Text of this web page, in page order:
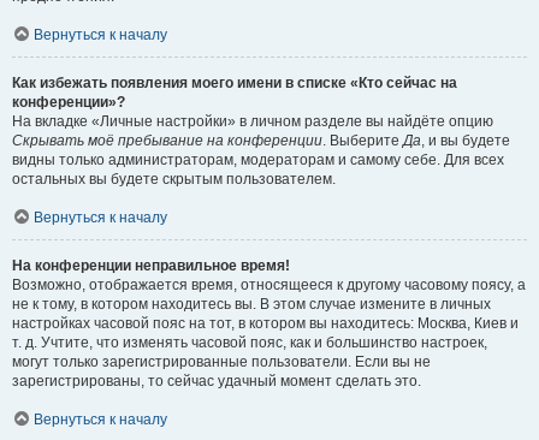
Вернуться к началу
Как избежать появления моего имени в списке «Кто сейчас на
конференции»?
На вкладке «Личные настройки» в личном разделе вы найдёте опцию
Скрывать моё пребывание на конференции. ВыберитеДа, и вы будете
видны только администраторам, модераторам и самому себе. Для всех
остальных вы будете скрытым пользователем.
Вернуться к началу
На конференции неправильное время!
Возможно, отображается время, относящееся к другому часовому поясу, а
не к тому, в котором находитесь вы. В этом случае измените в личных
настройках часовой пояс на тот, в котором вы находитесь: Москва, Киев и
т. д. Учтите, что изменять часовой пояс, как и большинство настроек,
могут только зарегистрированные пользователи. Если вы не
зарегистрированы, то сейчас удачный момент сделать это.
Вернуться к началу